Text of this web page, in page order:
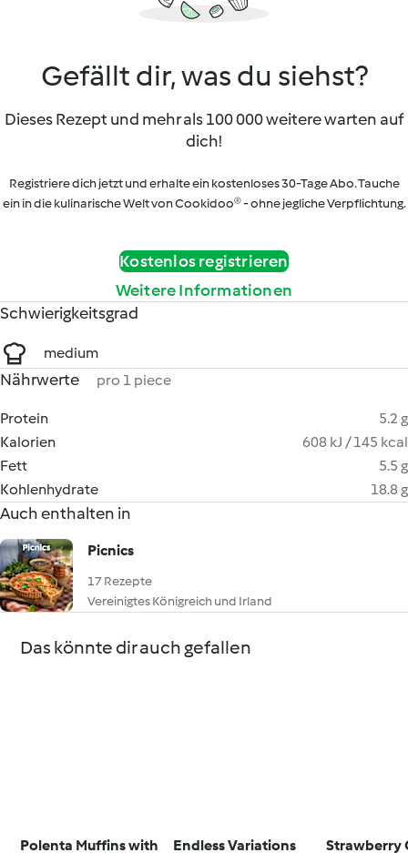
Gefällt dir, was du siehst?
Dieses Rezept und mehr als 100 000 weitere warten auf
dich!
Registriere dich jetzt und erhalte ein kostenloses 30-Tage Abo. Tauche
ein in die kulinarische Welt von Cookidoo® - ohne jegliche Verpflichtung.
Kostenlos registrieren
Weitere Informationen
Schwierigkeitsgrad
medium
Nährwerte pro 1 piece
Protein
5.2 g
Kalorien
608 kJ / 145 kcal
Fett
5.5 g
Kohlenhydrate
18.8 g
Auch enthalten in
Picnics
17 Rezepte
Vereinigtes Königreich und Irland
Das könnte dir auch gefallen
Polenta Muffins with Endless Variations Strawberry